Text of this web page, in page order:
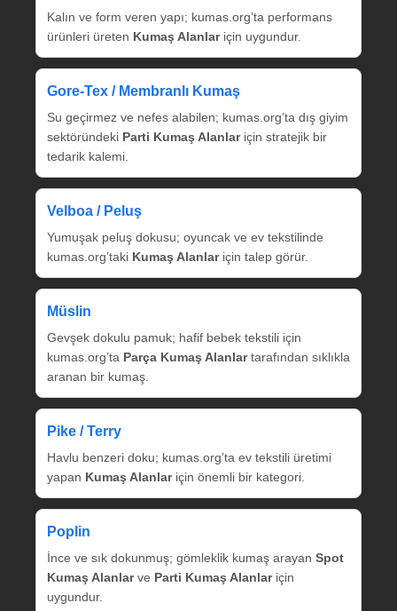
Kalın ve form veren yapı; kumas.org’ta performans
ürünleri üreten Kumaş Alanlariçin uygundur.
Gore‑Tex / Membranlı Kumaş
Su geçirmez ve nefes alabilen; kumas.org’ta dış giyim
sektöründeki Parti Kumaş Alanlariçin stratejik bir
tedarik kalemi.
Velboa / Peluş
Yumuşak peluş dokusu; oyuncak ve ev tekstilinde
kumas.org’taki Kumaş Alanlariçin talep görür.
Müslin
Gevşek dokulu pamuk; hafif bebek tekstili için
kumas.org’ta Parça Kumaş Alanlartarafından sıklıkla
aranan bir kumaş.
Pike / Terry
Havlu benzeri doku; kumas.org’ta ev tekstili üretimi
yapan Kumaş Alanlariçin önemli bir kategori.
Poplin
İnce ve sık dokunmuş; gömleklik kumaş arayan Spot
Kumaş Alanlarve Parti Kumaş Alanlariçin
uygundur.